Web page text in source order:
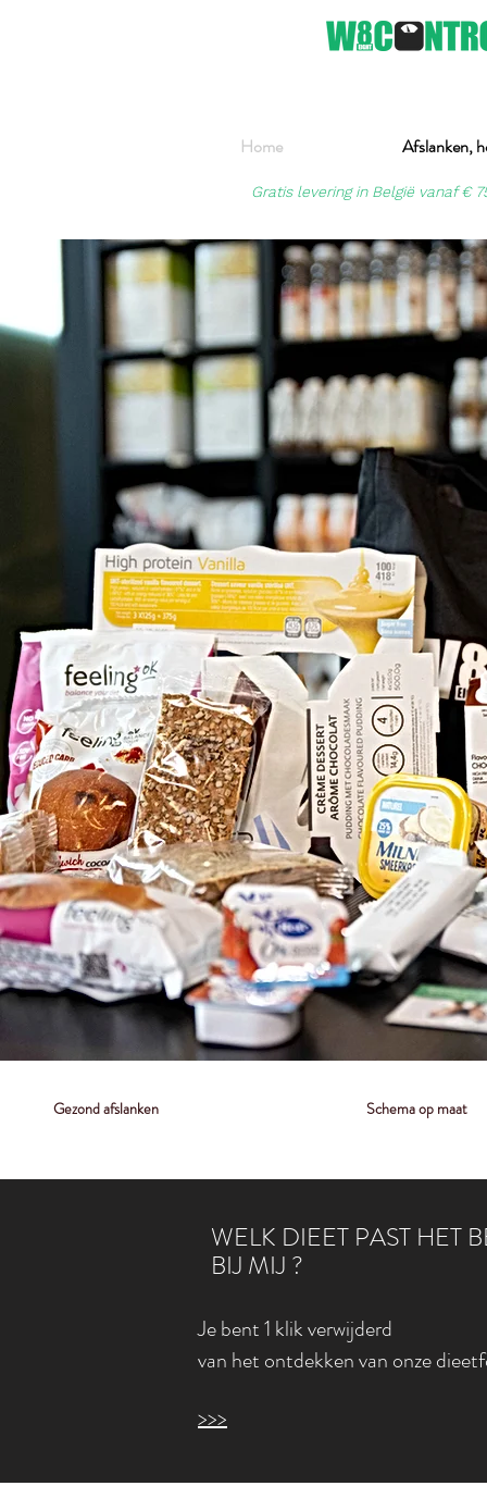
Home Afslanken,
Gratis levering in België vanaf €
Gezond afslanken Schema op maat
WELK DIEET PAST HET
BIJ MIJ ?
Je bent 1 klik verwijderd
van het ontdekken van onze
>>>